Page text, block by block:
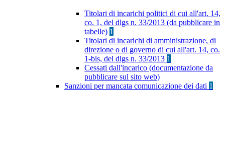
Titolari di incarichi politici di cui all'art. 14,
co. 1, del dlgs n. 33/2013 (da pubblicare in
tabelle) 1
Titolari di incarichi di amministrazione, di
direzione o di governo di cui all'art. 14, co.
1-bis, del dlgs n. 33/2013 1
Cessati dall'incarico (documentazione da
pubblicare sul sito web)
Sanzioni per mancata comunicazione dei dati 1